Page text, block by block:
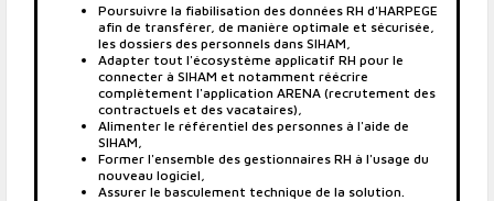
Poursuivre la fiabilisation des données RH d'HARPEGE
afin de transférer, de manière optimale et sécurisée,
les dossiers des personnels dans SIHAM,
Adapter tout l'écosystème applicatif RH pour le
connecter à SIHAM et notamment réécrire
complètement l'application ARENA (recrutement des
contractuels et des vacataires),
Alimenter le référentiel des personnes à l'aide de
SIHAM,
Former l'ensemble des gestionnaires RH à l'usage du
nouveau logiciel,
Assurer le basculement technique de la solution.